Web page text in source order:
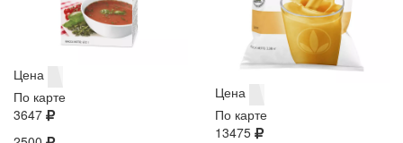
Цена
По карте
3647
Цена
По карте
13475